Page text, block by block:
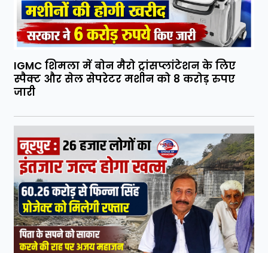
IGMC शिमला में बोन मैरो ट्रांसप्लांटेशन के लिए
स्पैक्ट और सेल सेपरेटर मशीन को 8 करोड़ रुपए
जारी